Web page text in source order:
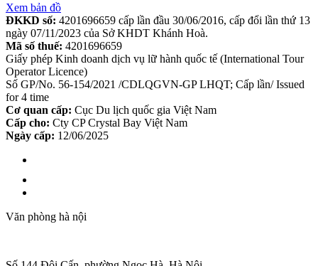
Xem bản đồ
ĐKKD số: 4201696659 cấp lần đầu 30/06/2016, cấp đổi lần thứ 13
ngày 07/11/2023 của Sở KHDT Khánh Hoà.
Mã số thuế: 4201696659
Giấy phép Kinh doanh dịch vụ lữ hành quốc tế (International Tour
Operator Licence)
Số GP/No. 56-154/2021 /CDLQGVN-GP LHQT; Cấp lần/ Issued
for 4 time
Cơ quan cấp: Cục Du lịch quốc gia Việt Nam
Cấp cho: Cty CP Crystal Bay Việt Nam
Ngày cấp: 12/06/2025
Văn phòng hà nội